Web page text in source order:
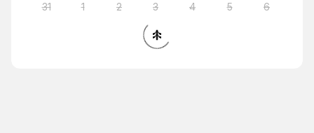
31 1 2 3 4 5 6